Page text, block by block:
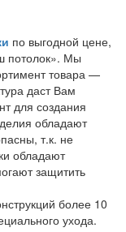
по выгодной цене,
потолок». Мы
товара —
даст Вам
для создания
обладают
т.к. не
обладают
защитить
более 10
ухода.